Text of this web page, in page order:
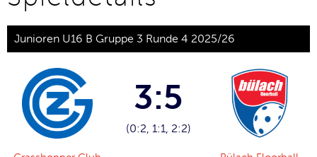
Junioren U16 B Gruppe 3 Runde 4 2025/26
3:5
(0:2, 1:1, 2:2)